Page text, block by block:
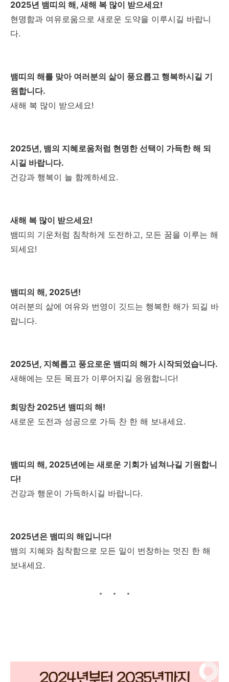
2025년 뱀띠의 해, 새해 복 많이 받으세요!
현명함과 여유로움으로 새로운 도약을 이루시길 바랍니
다.
뱀띠의 해를 맞아 여러분의 삶이 풍요롭고 행복하시길 기
원합니다.
새해 복 많이 받으세요!
2025년, 뱀의 지혜로움처럼 현명한 선택이 가득한 해 되
시길 바랍니다.
건강과 행복이 늘 함께하세요.
새해 복 많이 받으세요!
뱀띠의 기운처럼 침착하게 도전하고, 모든 꿈을 이루는 해
되세요!
뱀띠의 해, 2025년!
여러분의 삶에 여유와 번영이 깃드는 행복한 해가 되길 바
랍니다.
2025년, 지혜롭고 풍요로운 뱀띠의 해가 시작되었습니다.
새해에는 모든 목표가 이루어지길 응원합니다!
희망찬 2025년 뱀띠의 해!
새로운 도전과 성공으로 가득 찬 한 해 보내세요.
뱀띠의 해, 2025년에는 새로운 기회가 넘쳐나길 기원합니
다!
건강과 행운이 가득하시길 바랍니다.
2025년은 뱀띠의 해입니다!
뱀의 지혜와 침착함으로 모든 일이 번창하는 멋진 한 해
보내세요.